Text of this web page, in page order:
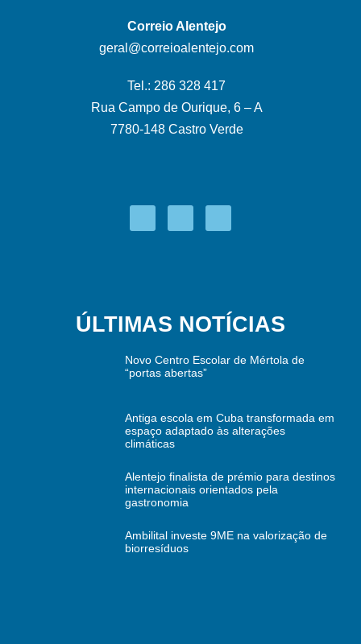
Correio Alentejo
geral@correioalentejo.com
Tel.: 286 328 417
Rua Campo de Ourique, 6 – A
7780-148 Castro Verde
ÚLTIMAS NOTÍCIAS
Novo Centro Escolar de Mértola de
“portas abertas”
Antiga escola em Cuba transformada em
espaço adaptado às alterações
climáticas
Alentejo finalista de prémio para destinos
internacionais orientados pela
gastronomia
Ambilital investe 9ME na valorização de
biorresíduos